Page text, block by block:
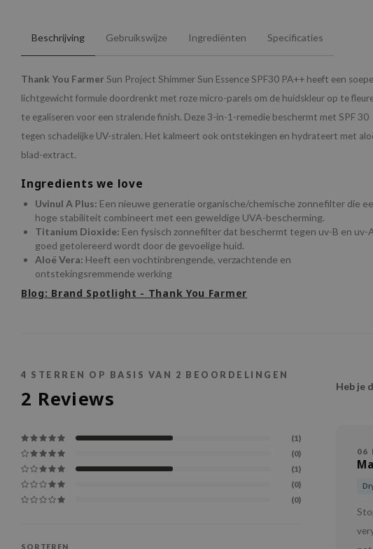
Beschrijving Gebruikswijze Ingrediënten Specificaties
Thank You FarmerSun Project Shimmer Sun Essence SPF30 PA++ heeft een
lichtgewicht formule doordrenkt met roze micro-parels om de huidskleur op te
te egaliseren voor een stralende finish. Deze 3-in-1-remedie beschermt met SPF 30
tegen schadelijke UV-stralen. Het kalmeert ook ontstekingen en hydrateert met
blad-extract.
Ingredients we love
Uvinul A Plus: Een nieuwe generatie organische/chemische zonnefilter die
hoge stabiliteit combineert met een geweldige UVA-bescherming.
Titanium Dioxide: Een fysisch zonnefilter dat beschermt tegen uv-B en uv-
goed getolereerd wordt door de gevoelige huid.
Aloë Vera: Heeft een vochtinbrengende, verzachtende en
ontstekingsremmende werking
Blog: Brand Spotlight - Thank You Farmer
4 STERREN OP BASIS VAN 2 BEOORDELINGEN
2 Reviews
(1)
(0)
(1)
(0)
(0)
SORTEREN
Heb je
06